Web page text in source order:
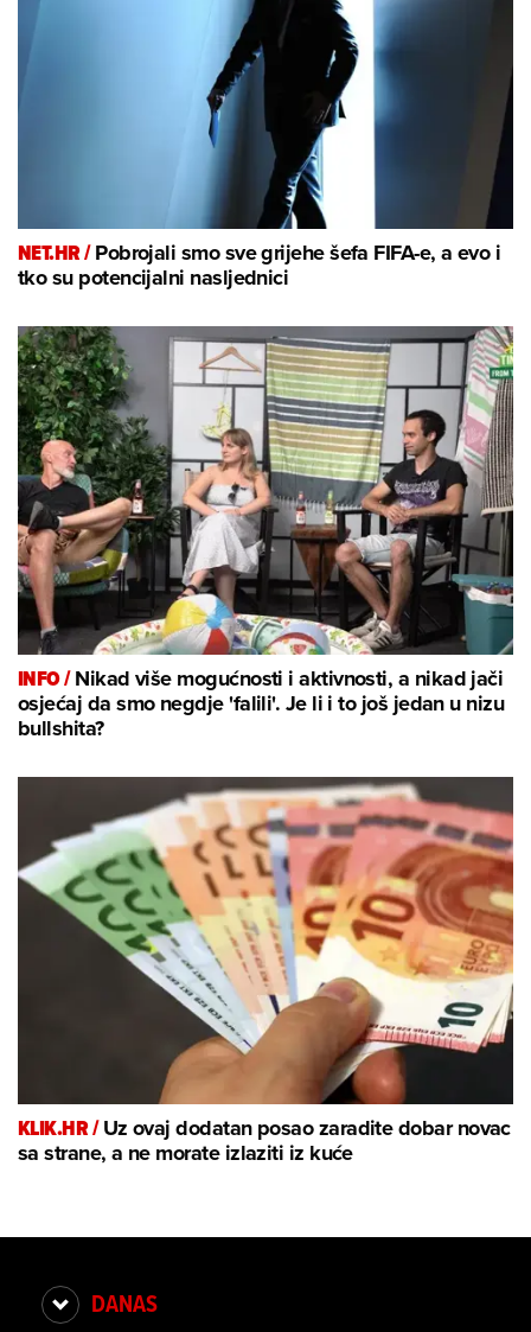
NET.HR /Pobrojali smo sve grijehe šefa FIFA-e, a evo i
tko su potencijalni nasljednici
INFO /Nikad više mogućnosti i aktivnosti, a nikad jači
osjećaj da smo negdje 'falili'. Je li i to još jedan u nizu
bullshita?
KLIK.HR /Uz ovaj dodatan posao zaradite dobar novac
sa strane, a ne morate izlaziti iz kuće
DANAS